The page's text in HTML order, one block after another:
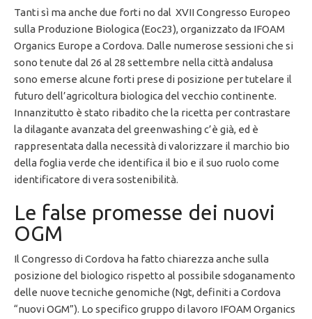
Tanti sì ma anche due forti no dal XVII Congresso Europeo
sulla Produzione Biologica (Eoc23), organizzato da IFOAM
Organics Europe a Cordova. Dalle numerose sessioni che si
sono tenute dal 26 al 28 settembre nella città andalusa
sono emerse alcune forti prese di posizione per tutelare il
futuro dell’agricoltura biologica del vecchio continente.
Innanzitutto è stato ribadito che la ricetta per contrastare
la dilagante avanzata del greenwashing c’è già, ed è
rappresentata dalla necessità di valorizzare il marchio bio
della foglia verde che identifica il bio e il suo ruolo come
identificatore di vera sostenibilità.
Le false promesse dei nuovi
OGM
Il Congresso di Cordova ha fatto chiarezza anche sulla
posizione del biologico rispetto al possibile sdoganamento
delle nuove tecniche genomiche (Ngt, definiti a Cordova
“nuovi OGM”). Lo specifico gruppo di lavoro IFOAM Organics